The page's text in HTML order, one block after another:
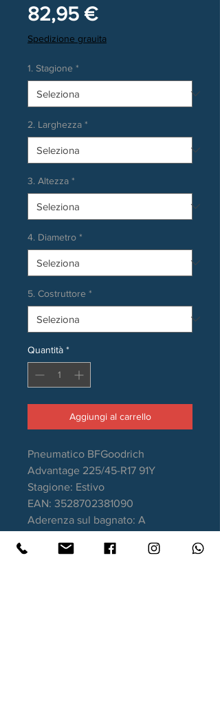
82,95 €Prezzo
Spedizione grauita
1. Stagione *
2. Larghezza *
3. Altezza *
4. Diametro *
5. Costruttore *
Quantità *
Aggiungi al carrello
Pneumatico BFGoodrich
Advantage 225/45-R17 91Y
Stagione: Estivo
EAN: 3528702381090
Aderenza sul bagnato: A
Rumorosità da rotolamento: 71dB